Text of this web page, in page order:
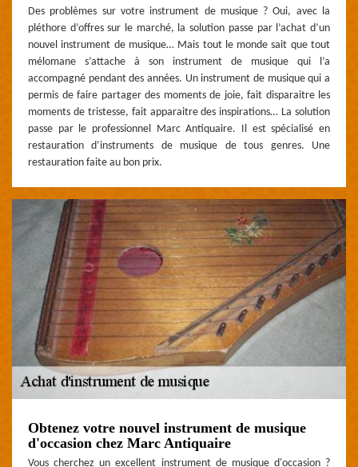
Des problèmes sur votre instrument de musique ? Oui, avec la
pléthore d’offres sur le marché, la solution passe par l’achat d’un
nouvel instrument de musique… Mais tout le monde sait que tout
mélomane s’attache à son instrument de musique qui l’a
accompagné pendant des années. Un instrument de musique qui a
permis de faire partager des moments de joie, fait disparaitre les
moments de tristesse, fait apparaitre des inspirations… La solution
passe par le professionnel Marc Antiquaire. Il est spécialisé en
restauration d’instruments de musique de tous genres. Une
restauration faite au bon prix.
Obtenez votre nouvel instrument de musique
d'occasion chez Marc Antiquaire
Vous cherchez un excellent instrument de musique d'occasion ?